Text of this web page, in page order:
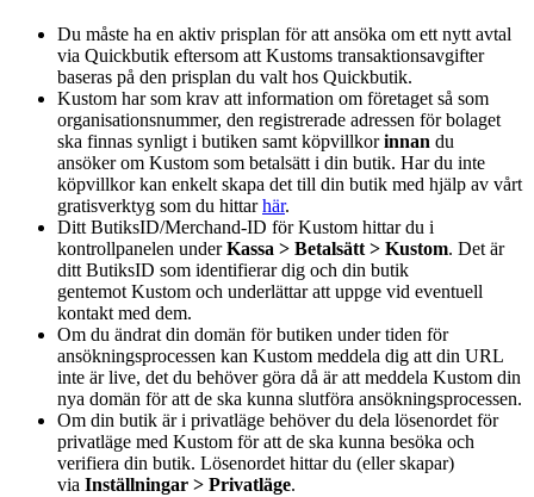
Du måste ha en aktiv prisplan för att ansöka om ett nytt avtal
via Quickbutik eftersom att Kustoms transaktionsavgifter
baseras på den prisplan du valt hos Quickbutik.
Kustom har som krav att information om företaget så som
organisationsnummer, den registrerade adressen för bolaget
ska finnas synligt i butiken samt köpvillkorinnan du
ansöker om Kustom som betalsätt i din butik. Har du inte
köpvillkor kan enkelt skapa det till din butik med hjälp av vårt
gratisverktyg som du hittarhär.
Ditt ButiksID/Merchand-ID för Kustom hittar du i
kontrollpanelen underKassa > Betalsätt > Kustom. Det är
ditt ButiksID som identifierar dig och din butik
gentemot Kustom och underlättar att uppge vid eventuell
kontakt med dem.
Om du ändrat din domän för butiken under tiden för
ansökningsprocessen kan Kustom meddela dig att din URL
inte är live, det du behöver göra då är att meddela Kustom din
nya domän för att de ska kunna slutföra ansökningsprocessen.
Om din butik är i privatläge behöver du dela lösenordet för
privatläge med Kustom för att de ska kunna besöka och
verifiera din butik. Lösenordet hittar du (eller skapar)
via Inställningar > Privatläge.